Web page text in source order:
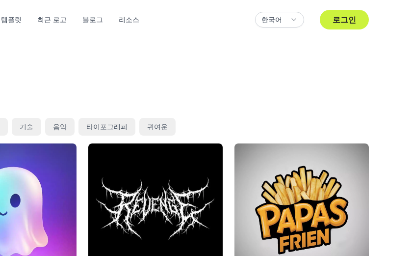
템플릿 최근 로고 블로그 리소스 한국어 로그인
기술 음악 타이포그래피 귀여운